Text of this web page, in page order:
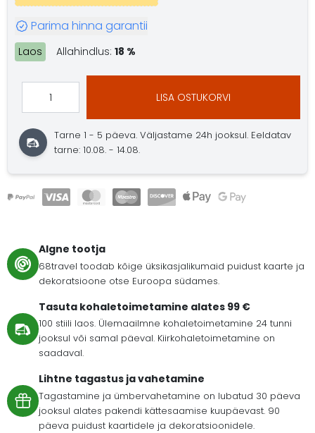
Parima hinna garantii
Laos Allahindlus: 18 %
LISA OSTUKORVI
Tarne 1 - 5 päeva.Väljastame 24h jooksul. Eeldatav
tarne: 10.08. - 14.08.
Algne tootja
68travel toodab kõige üksikasjalikumaid puidust kaarte ja
dekoratsioone otse Euroopa südames.
Tasuta kohaletoimetamine alates 99 €
100 stiili laos. Ülemaailmne kohaletoimetamine 24 tunni
jooksul või samal päeval. Kiirkohaletoimetamine on
saadaval.
Lihtne tagastus ja vahetamine
Tagastamine ja ümbervahetamine on lubatud 30 päeva
jooksul alates pakendi kättesaamise kuupäevast. 90
päeva puidust kaartidele ja dekoratsioonidele.